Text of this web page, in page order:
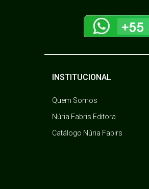
INSTITUCIONAL
Quem Somos
Núria Fabris Editora
Catálogo Núria Fabirs